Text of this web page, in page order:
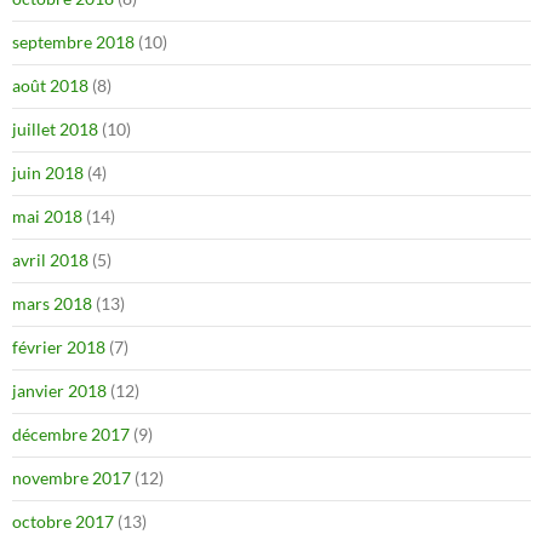
septembre 2018 (10)
août 2018 (8)
juillet 2018 (10)
juin 2018 (4)
mai 2018 (14)
avril 2018 (5)
mars 2018 (13)
février 2018 (7)
janvier 2018 (12)
décembre 2017 (9)
novembre 2017 (12)
octobre 2017 (13)